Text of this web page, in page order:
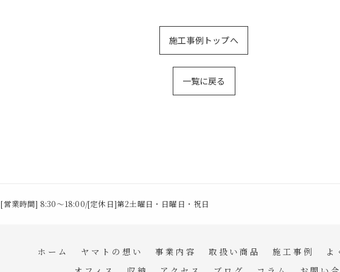
施工事例トップへ
一覧に戻る
[営業時間] 8:30〜18:00/[定休日]第2土曜日・日曜日・祝日
ホーム ヤマトの想い 事業内容 取扱い商品 施工事例 よ